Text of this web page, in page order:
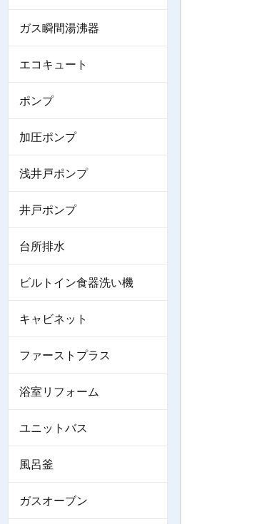
ガス瞬間湯沸器
エコキュート
ポンプ
加圧ポンプ
浅井戸ポンプ
井戸ポンプ
台所排水
ビルトイン食器洗い機
キャビネット
ファーストプラス
浴室リフォーム
ユニットバス
風呂釜
ガスオーブン